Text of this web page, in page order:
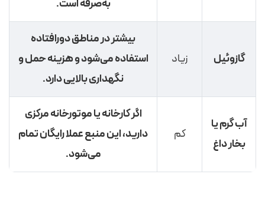
به‌صرفه است.
گازوئیل زیاد
بیشتر در مناطق دورافتاده
استفاده می‌شود و هزینه حمل و
نگهداری بالایی دارد.
آب گرم یا
بخار داغ
کم
اگر کارخانه یا موتورخانه مرکزی
دارید، این منبع عملا رایگان تمام
می‌شود.